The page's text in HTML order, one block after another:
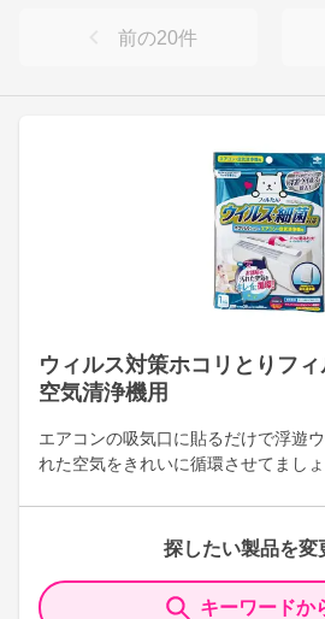
ウィルス対策ホコリとりフィ
空気清浄機用
エアコンの吸気口に貼るだけで浮遊
れた空気をきれいに循環させてまし
探したい製品を変
キーワードか
前の20件